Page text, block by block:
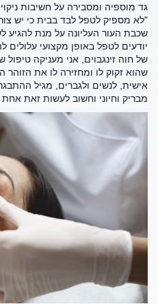
גד מוספיה ומסבירה על חשיבות
"לא מספיק לטפל לבד בבית כי יש
שכבת העור העליונה על מנת להגיע
יודעים לטפל באופן מקצועי עלולים
של חוה זינגבוים, אני מעניקה
שהוא זקוק לו ומחזירה לו את
מבריק וחיוני וחשוב לעשות זאת